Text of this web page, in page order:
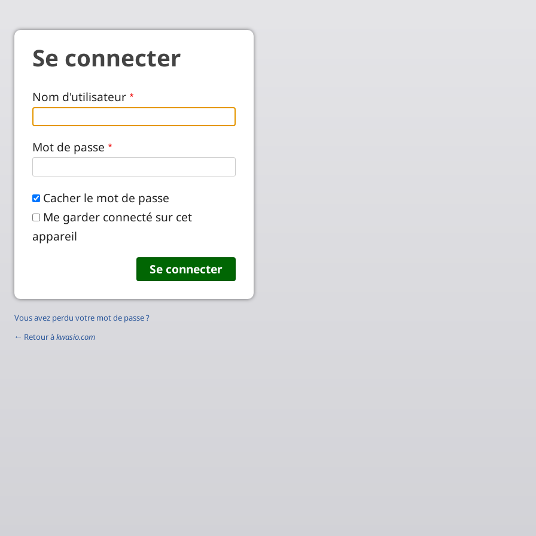
Se connecter
Nom d'utilisateur
Mot de passe
Cacher le mot de passe
Me garder connecté sur cet
appareil
Vous avez perdu votre mot de passe ?
← Retour àkwasio.com